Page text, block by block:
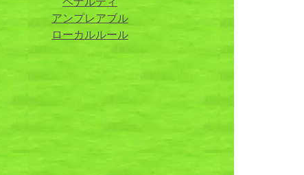
アンプレアブル
ローカルルール